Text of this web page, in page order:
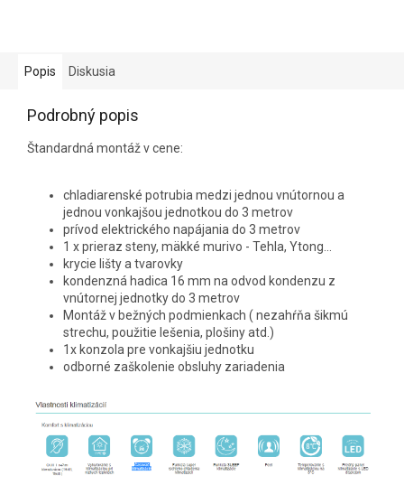
Popis Diskusia
Podrobný popis
Štandardná montáž v cene:
chladiarenské potrubia medzi jednou vnútornou a
jednou vonkajšou jednotkou do 3 metrov
prívod elektrického napájania do 3 metrov
1 x prieraz steny, mäkké murivo - Tehla, Ytong...
krycie lišty a tvarovky
kondenzná hadica 16 mm na odvod kondenzu z
vnútornej jednotky do 3 metrov
Montáž v bežných podmienkach ( nezahŕňa šikmú
strechu, použitie lešenia, plošiny atd.)
1x konzola pre vonkajšiu jednotku
odborné zaškolenie obsluhy zariadenia